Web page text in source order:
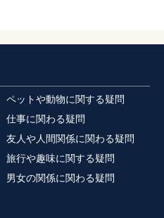
ペットや動物に関する疑問
仕事に関わる疑問
友人や人間関係に関わる疑問
旅行や趣味に関する疑問
男女の関係に関わる疑問